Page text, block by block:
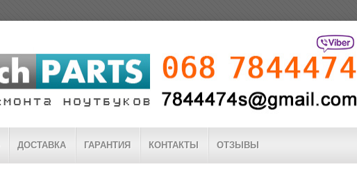
ДОСТАВКА ГАРАНТИЯ КОНТАКТЫ ОТЗЫВЫ